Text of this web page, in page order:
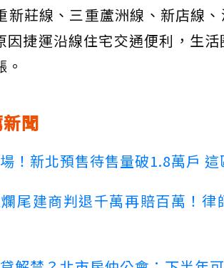
新莊線、三重蘆洲線、新店線
因捷運沿線住宅交通便利，生
聞
！新北預售待售量破1.8萬戶
尾建商判退千萬再賠百萬！